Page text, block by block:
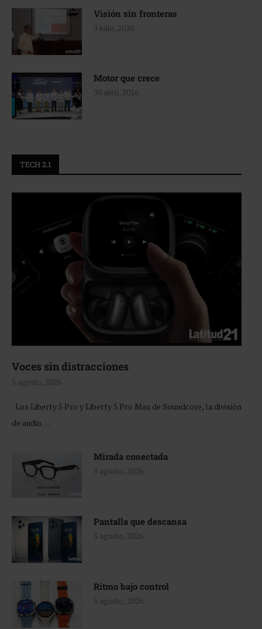
Visión sin fronteras
3 julio, 2026
Motor que crece
30 abril, 2026
TECH 2.1
Voces sin distracciones
5 agosto, 2026
Los Liberty 5 Pro y Liberty 5 Pro Max de Soundcore, la división
de audio …
Mirada conectada
5 agosto, 2026
Pantalla que descansa
5 agosto, 2026
Ritmo bajo control
5 agosto, 2026